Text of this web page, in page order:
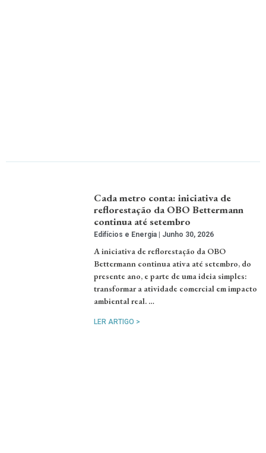
Cada metro conta: iniciativa de
reflorestação da OBO Bettermann
continua até setembro
Edifícios e Energia Junho 30, 2026
A iniciativa de reflorestação da OBO
Bettermann continua ativa até setembro, do
presente ano, e parte de uma ideia simples:
transformar a atividade comercial em impacto
ambiental real. …
LER ARTIGO >